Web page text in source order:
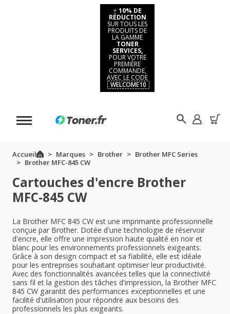
⚡ 10% DE
RÉDUCTION
SUR TOUS LES
PRODUITS DE
LA GAMME
TONER
SERVICES,
POUR VOTRE
PREMIÈRE
COMMANDE,
AVEC LE CODE
WELCOME10
Accueil Marques Brother
Brother MFC Series
Brother MFC-845 CW
Cartouches d'encre Brother
MFC-845 CW
La Brother MFC 845 CW est une imprimante professionnelle
conçue par Brother. Dotée d'une technologie de réservoir
d'encre, elle offre une impression haute qualité en noir et
blanc pour les environnements professionnels exigeants.
Grâce à son design compact et sa fiabilité, elle est idéale
pour les entreprises souhaitant optimiser leur productivité.
Avec des fonctionnalités avancées telles que la connectivité
sans fil et la gestion des tâches d'impression, la Brother MFC
845 CW garantit des performances exceptionnelles et une
facilité d'utilisation pour répondre aux besoins des
professionnels les plus exigeants.